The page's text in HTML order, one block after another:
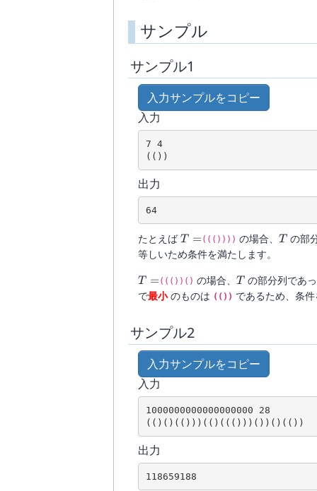
サンプル
サンプル1
入力サンプルをコピー
入力
7 4
出力
64
たとえば T
=
T =((()))) の場合、T
T の部
等しいため条件を満たします。
T
=
T =((())() の場合、T
T の部分列であ
で最小のものは (()) であるため、条
サンプル2
入力サンプルをコピー
入力
1000000000000000000 28
出力